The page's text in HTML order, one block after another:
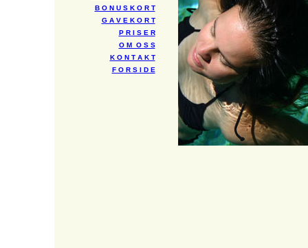
B O N U S K O R T
G A V E K O R T
P R I S E R
O M O S S
K O N T A K T
F O R S I D E